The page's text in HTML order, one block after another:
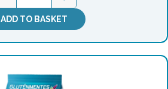
ADD TO BASKET